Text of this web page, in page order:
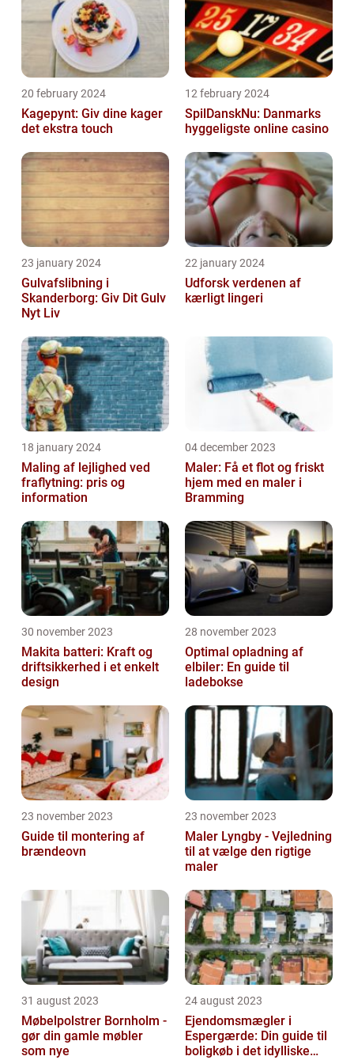
20 february 2024
Kagepynt: Giv dine kager
det ekstra touch
12 february 2024
SpilDanskNu: Danmarks
hyggeligste online casino
23 january 2024
Gulvafslibning i
Skanderborg: Giv Dit Gulv
Nyt Liv
22 january 2024
Udforsk verdenen af
kærligt lingeri
18 january 2024
Maling af lejlighed ved
fraflytning: pris og
information
04 december 2023
Maler: Få et flot og friskt
hjem med en maler i
Bramming
30 november 2023
Makita batteri: Kraft og
driftsikkerhed i et enkelt
design
28 november 2023
Optimal opladning af
elbiler: En guide til
ladebokse
23 november 2023
Guide til montering af
brændeovn
23 november 2023
Maler Lyngby - Vejledning
til at vælge den rigtige
maler
31 august 2023
Møbelpolstrer Bornholm -
gør din gamle møbler
som nye
24 august 2023
Ejendomsmægler i
Espergærde: Din guide til
boligkøb i det idylliske